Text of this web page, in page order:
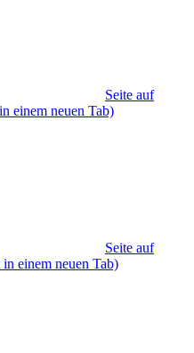
Seite auf
einem neuen Tab)
Seite auf
einem neuen Tab)